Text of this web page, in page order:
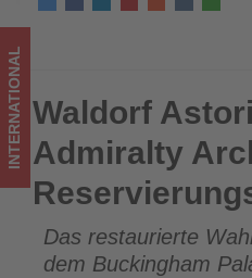
Wissen,
was
im
Tourismus
los
ist!
Waldorf Astoria London – Admiralty
Reservierungsphase
INTERNATIONAL Waldorf
Admiralty
Das restaurierte
dem Buckingham